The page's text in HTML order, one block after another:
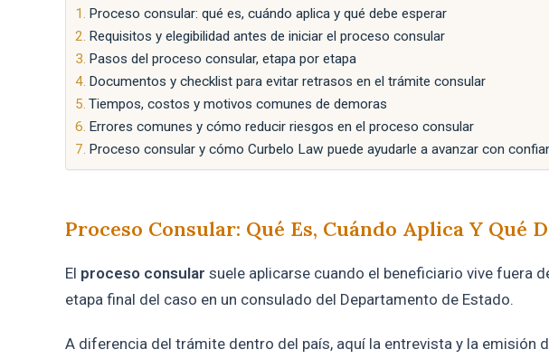
Proceso consular: qué es, cuándo aplica y qué debe esperar
Requisitos y elegibilidad antes de iniciar el proceso consular
Pasos del proceso consular, etapa por etapa
Documentos y checklist para evitar retrasos en el trámite consular
Tiempos, costos y motivos comunes de demoras
Errores comunes y cómo reducir riesgos en el proceso consular
Proceso consular y cómo Curbelo Law puede ayudarle a avanzar con
Proceso Consular: Qué Es, Cuándo Aplica Y Qué
El proceso consular suele aplicarse cuando el beneficiario vive fuera
etapa final del caso en un consulado del Departamento de Estado.
A diferencia del trámite dentro del país, aquí la entrevista y la emisión